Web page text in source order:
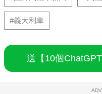
#義大利車
送【10個